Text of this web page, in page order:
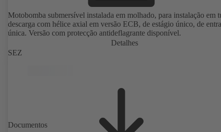
Motobomba submersível instalada em molhado, para instalação em
descarga com hélice axial em versão ECB, de estágio único, de
única. Versão com protecção antideflagrante disponível.
Detalhes
SEZ
Documentos